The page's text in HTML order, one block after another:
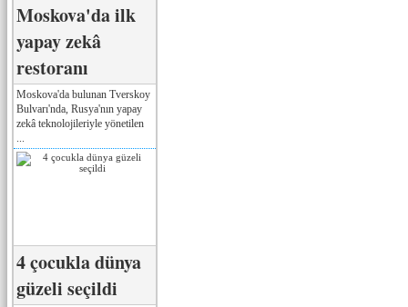
Moskova'da ilk
yapay zekâ
restoranı
Moskova'da bulunan Tverskoy
Bulvarı'nda, Rusya'nın yapay
zekâ teknolojileriyle yönetilen
4 çocukla dünya
güzeli seçildi